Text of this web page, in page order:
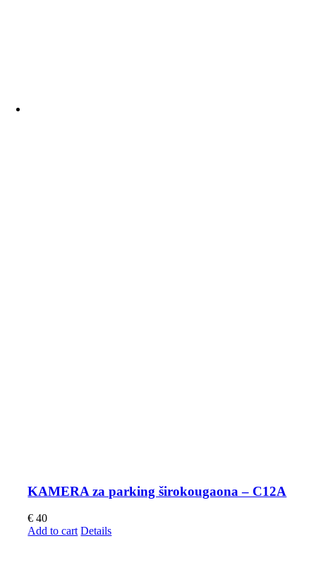
KAMERA za parking širokougaona – C12A
€ 40
Add to cart Details